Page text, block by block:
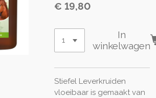
€ 19,80
In
winkelwagen
Stiefel Leverkruiden
vloeibaar is gemaakt van